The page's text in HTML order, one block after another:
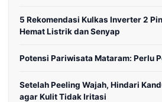
5 Rekomendasi Kulkas Inverter 2
Hemat Listrik dan Senyap
Potensi Pariwisata Mataram: Perlu
Setelah Peeling Wajah, Hindari
agar Kulit Tidak Iritasi